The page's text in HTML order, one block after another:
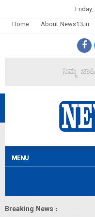
Home
About News13.in
Breaking News :